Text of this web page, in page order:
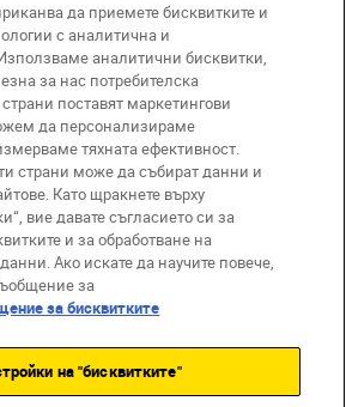
за поверителност
да приемете бисквитките и
с аналитична и
аналитични бисквитки,
за нас потребителска
поставят маркетингови
да персонализираме
тяхната ефективност.
страни може да събират данни и
Като щракнете върху
вие давате съгласието си за
и за обработване на
Ако искате да научите повече,
за
за бисквитките
на "бисквитките"